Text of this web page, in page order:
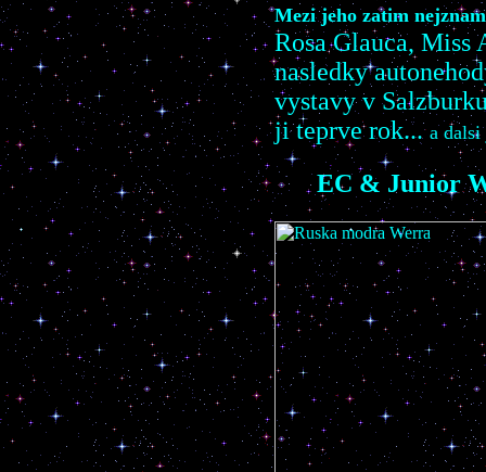
Mezi jeho zatim
Rosa Glauca, Miss
nasledky
vystavy v
ji teprve rok...a dalsi
EC & Junior